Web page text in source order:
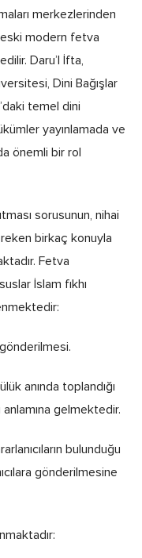
merkezlerinden
eski modern fetva
Daru’l İfta,
Dini Bağışlar
temel dini
yayınlamada ve
önemli bir rol
sorusunun, nihai
birkaç konuyla
Fetva
İslam fıkhı
gönderilmesi.
anında toplandığı
gelmektedir.
bulunduğu
gönderilmesine